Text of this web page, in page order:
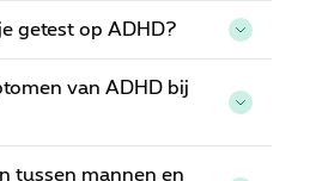
getest op ADHD?
van ADHD bij
tussen mannen en